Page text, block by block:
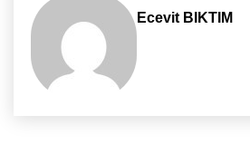
Ecevit BIKTIM